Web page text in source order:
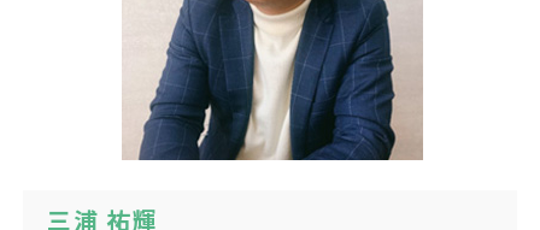
三浦 祐輝